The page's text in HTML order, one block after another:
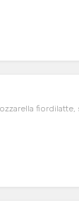
fiordilatte,